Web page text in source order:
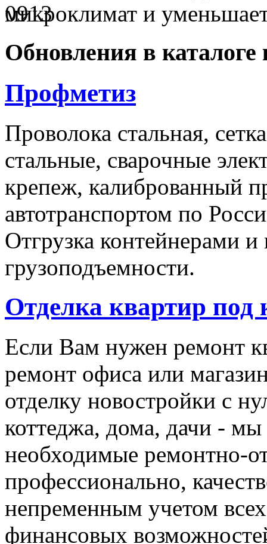
микроклимат и
Обновления в
Профметиз
Проволока стальная,
стальные, сварочные
крепеж, калиброванный
автотранспортом по
Отгрузка контейнерами
грузоподъемности.
Отделка квартир под
Если Вам нужен ремонт
ремонт офиса или
отделку новостройки с
коттеджа, дома, дачи -
необходимые ремонтно-
профессионально,
непременным учетом
финансовых